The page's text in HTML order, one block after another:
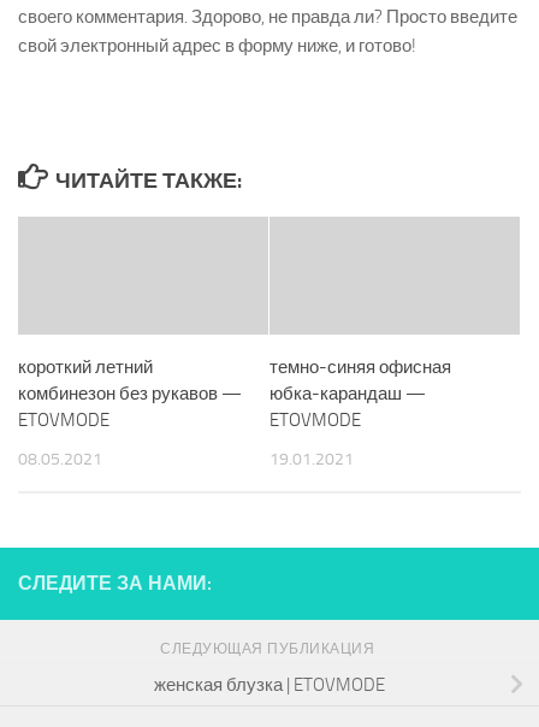
своего комментария. Здорово, не правда ли? Просто введите
свой электронный адрес в форму ниже, и готово!
ЧИТАЙТЕ ТАКЖЕ:
короткий летний
комбинезон без рукавов —
ETOVMODE
08.05.2021
темно-синяя офисная
юбка-карандаш —
ETOVMODE
19.01.2021
СЛЕДИТЕ ЗА НАМИ:
СЛЕДУЮЩАЯ ПУБЛИКАЦИЯ
женская блузка | ETOVMODE